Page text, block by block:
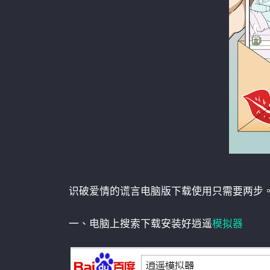
识破爱情的谎言电脑版下载使用只需要两步
一、电脑上搜索下载安装好逍遥模拟器